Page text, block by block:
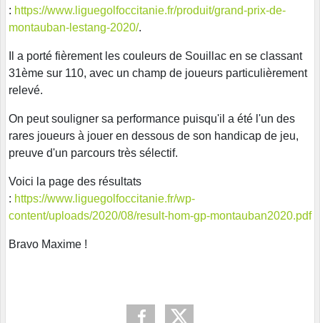
: https://www.liguegolfoccitanie.fr/produit/grand-prix-de-
montauban-lestang-2020/.
Il a porté fièrement les couleurs de Souillac en se classant
31ème sur 110, avec un champ de joueurs particulièrement
relevé.
On peut souligner sa performance puisqu'il a été l'un des
rares joueurs à jouer en dessous de son handicap de jeu,
preuve d'un parcours très sélectif.
Voici la page des résultats
: https://www.liguegolfoccitanie.fr/wp-
content/uploads/2020/08/result-hom-gp-montauban2020.pdf
Bravo Maxime !